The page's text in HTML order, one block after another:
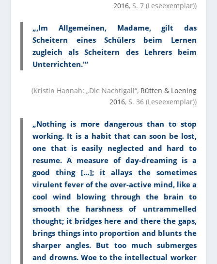
2016, S. 7 (Leseexemplar))
„‚Im Allgemeinen, Madame, gilt das
Scheitern eines Schülers beim Lernen
zugleich als Scheitern des Lehrers beim
Unterrichten.'“
(Kristin Hannah: „Die Nachtigall“, Rütten & Loening
2016, S. 36 (Leseexemplar))
„Nothing is more dangerous than to stop
working. It is a habit that can soon be lost,
one that is easily neglected and hard to
resume. A measure of day-dreaming is a
good thing […]; it allays the sometimes
virulent fever of the over-active mind, like a
cool wind blowing through the brain to
smooth the harshness of untrammelled
thought; it bridges here and there the gaps,
brings things into proportion and blunts the
sharper angles. But too much submerges
and drowns. Woe to the intellectual worker